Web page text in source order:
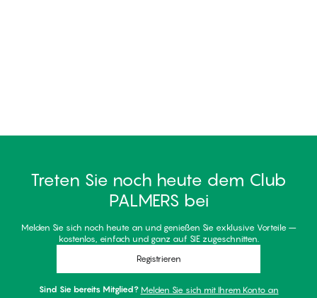
Treten Sie noch heute dem Club
PALMERS bei
Melden Sie sich noch heute an und genießen Sie exklusive Vorteile –
kostenlos, einfach und ganz auf SIE zugeschnitten.
Registrieren
Sind Sie bereits Mitglied? Melden Sie sich mit Ihrem Konto an